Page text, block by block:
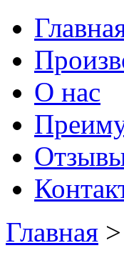
О нас
Главная >